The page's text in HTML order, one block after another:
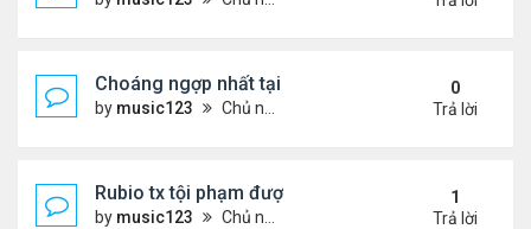
Choáng ngợp nhất tại World Cup ở Mỹ là gì?
by music123 Chủ nhật Tháng 7 12, 2026 8:17 am
0
Trả lời
Rubio tx tội phạm được tđ Minnesota ân xá
by music123 Chủ nhật Tháng 7 12, 2026 7:05 am
1
Trả lời